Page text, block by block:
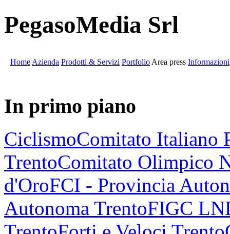
PegasoMedia Srl
Home Azienda Prodotti & Servizi Portfolio Area press Informazioni
In primo piano
CiclismoComitato Italiano
TrentoComitato Olimpico
d'OroFCI - Provincia
Autonoma TrentoFIGC